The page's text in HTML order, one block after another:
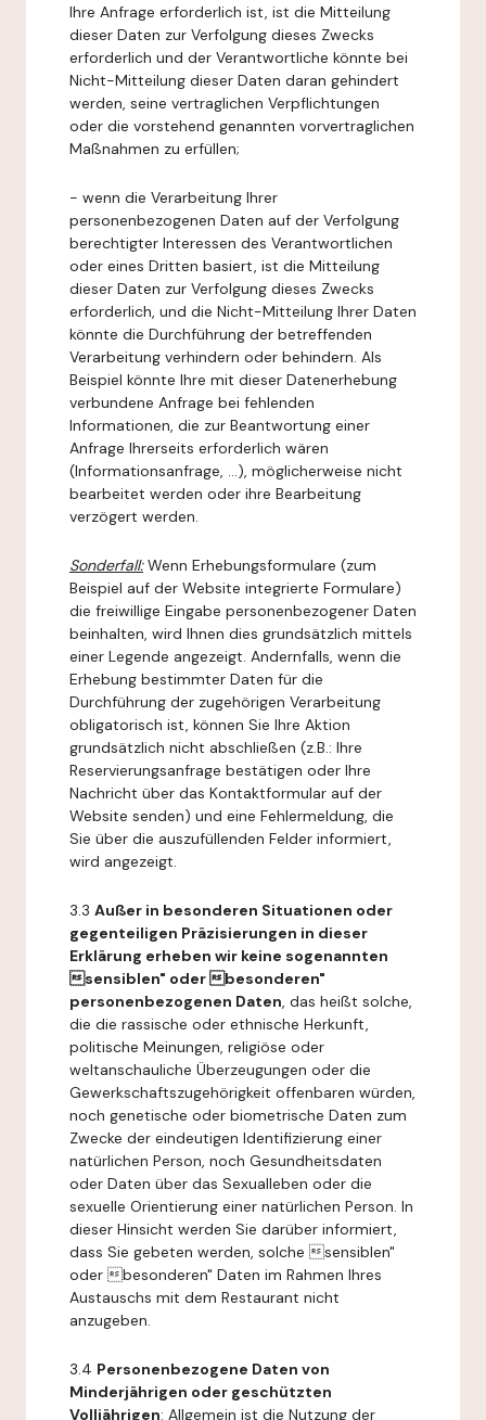
Ihre Anfrage erforderlich ist, ist die Mitteilung
dieser Daten zur Verfolgung dieses Zwecks
erforderlich und der Verantwortliche könnte bei
Nicht-Mitteilung dieser Daten daran gehindert
werden, seine vertraglichen Verpflichtungen
oder die vorstehend genannten vorvertraglichen
Maßnahmen zu erfüllen;
- wenn die Verarbeitung Ihrer
personenbezogenen Daten auf der Verfolgung
berechtigter Interessen des Verantwortlichen
oder eines Dritten basiert, ist die Mitteilung
dieser Daten zur Verfolgung dieses Zwecks
erforderlich, und die Nicht-Mitteilung Ihrer Daten
könnte die Durchführung der betreffenden
Verarbeitung verhindern oder behindern. Als
Beispiel könnte Ihre mit dieser Datenerhebung
verbundene Anfrage bei fehlenden
Informationen, die zur Beantwortung einer
Anfrage Ihrerseits erforderlich wären
(Informationsanfrage, ...), möglicherweise nicht
bearbeitet werden oder ihre Bearbeitung
verzögert werden.
Sonderfall:Wenn Erhebungsformulare (zum
Beispiel auf der Website integrierte Formulare)
die freiwillige Eingabe personenbezogener Daten
beinhalten, wird Ihnen dies grundsätzlich mittels
einer Legende angezeigt. Andernfalls, wenn die
Erhebung bestimmter Daten für die
Durchführung der zugehörigen Verarbeitung
obligatorisch ist, können Sie Ihre Aktion
grundsätzlich nicht abschließen (z.B.: Ihre
Reservierungsanfrage bestätigen oder Ihre
Nachricht über das Kontaktformular auf der
Website senden) und eine Fehlermeldung, die
Sie über die auszufüllenden Felder informiert,
wird angezeigt.
3.3 Außer in besonderen Situationen oder
gegenteiligen Präzisierungen in dieser
Erklärung erheben wir keine sogenannten
sensiblen" oder besonderen"
personenbezogenen Daten, das heißt solche,
die die rassische oder ethnische Herkunft,
politische Meinungen, religiöse oder
weltanschauliche Überzeugungen oder die
Gewerkschaftszugehörigkeit offenbaren würden,
noch genetische oder biometrische Daten zum
Zwecke der eindeutigen Identifizierung einer
natürlichen Person, noch Gesundheitsdaten
oder Daten über das Sexualleben oder die
sexuelle Orientierung einer natürlichen Person. In
dieser Hinsicht werden Sie darüber informiert,
dass Sie gebeten werden, solche sensiblen"
oder besonderen" Daten im Rahmen Ihres
Austauschs mit dem Restaurant nicht
anzugeben.
3.4 Personenbezogene Daten von
Minderjährigen oder geschützten
Volljährigen: Allgemein ist die Nutzung der